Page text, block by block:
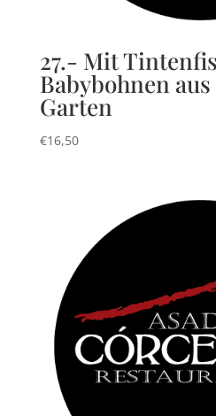
27.- Mit
Babybohnen
Garten
€16,50